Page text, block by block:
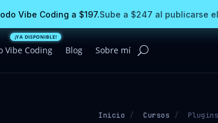
Vibe Coding a $197.Sube a $247 al publicarse
Vibe Coding Blog Sobre mí
Inicio / Cursos /